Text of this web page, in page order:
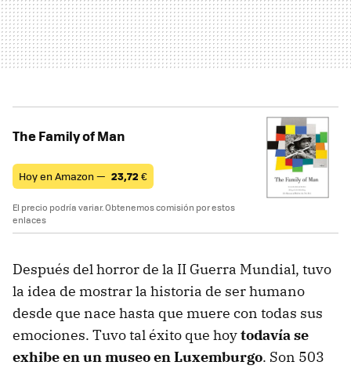
The Family of Man
Hoy en Amazon — 23,72 €
El precio podría variar. Obtenemos comisión por estos
enlaces
Después del horror de la II Guerra Mundial, tuvo
la idea de mostrar la historia de ser humano
desde que nace hasta que muere con todas sus
emociones. Tuvo tal éxito que hoytodavía se
exhibe en un museo en Luxemburgo. Son 503